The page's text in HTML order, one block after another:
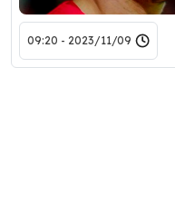
2023/11/09 - 09:20